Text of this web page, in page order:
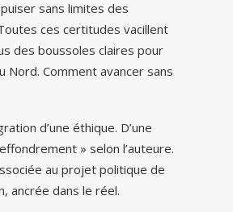
sans limites des
ces certitudes vacillent
des boussoles claires pour
Nord. Comment avancer sans
d’une éthique. D’une
» selon l’auteure.
au projet politique de
ancrée dans le réel.